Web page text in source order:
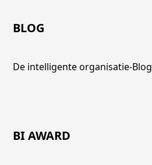
BLOG
De intelligente organisatie-Blog
BI AWARD